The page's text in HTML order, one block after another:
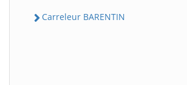
Carreleur BARENTIN